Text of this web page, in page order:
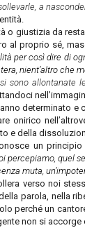
a
o giustizia da
al proprio sé,
per così dire di
nient’altro che
sono allontanate
determinato
onirico
e della
un
percepiamo, quel
muta,
verso noi
parola, nella
perché un
non si